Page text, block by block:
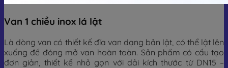
Van 1 chiều inox lá lật
Là dòng van có thiết kế đĩa van dạng bản lật, có thể lật lên
xuống để đóng mở van hoàn toàn. Sản phẩm có cấu tạo
đơn giản, thiết kế nhỏ gọn với dải kích thước từ DN15 –